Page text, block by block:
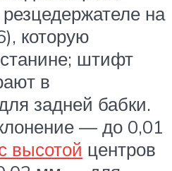
на
которую
штифт
в
задней бабки.
— до 0,01
высотой центров